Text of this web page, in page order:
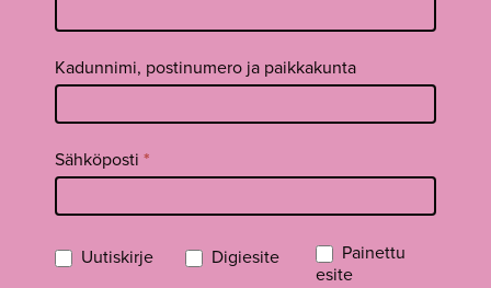
Kadunnimi, postinumero ja paikkakunta
Sähköposti *
Uutiskirje Digiesite
Painettu
esite